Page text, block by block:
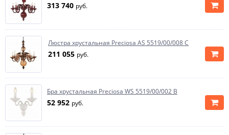
313 740 руб.
Люстра хрустальная Preciosa AS 5519/00/008 C
211 055 руб.
Бра хрустальная Preciosa WS 5519/00/002 B
52 952 руб.